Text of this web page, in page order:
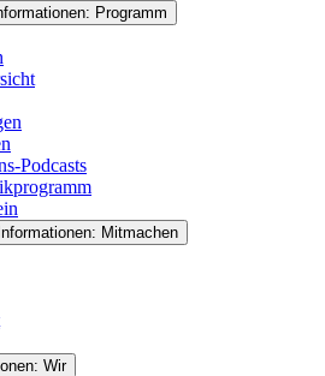
Programm
Podcasts
Mitmachen
Wir